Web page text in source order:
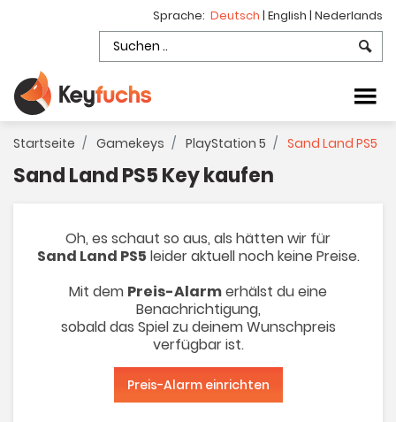
Sprache: Deutsch | English | Nederlands
Startseite Gamekeys PlayStation 5 Sand Land PS5
Sand Land PS5 Key kaufen
Oh, es schaut so aus, als hätten wir für
Sand Land PS5 leider aktuell noch keine Preise.
Mit dem Preis-Alarmerhälst du eine
Benachrichtigung,
sobald das Spiel zu deinem Wunschpreis
verfügbar ist.
Preis-Alarm einrichten